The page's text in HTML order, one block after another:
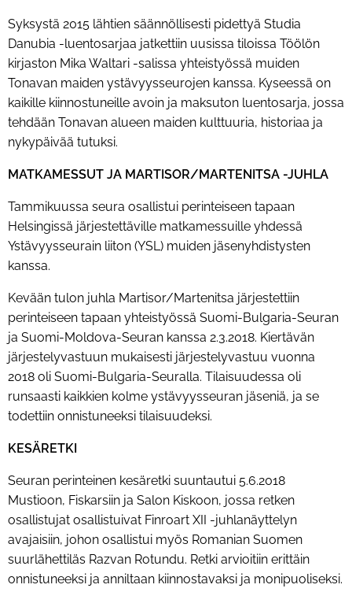
Syksystä 2015 lähtien säännöllisesti pidettyä Studia
Danubia -luentosarjaa jatkettiin uusissa tiloissa Töölön
kirjaston Mika Waltari -salissa yhteistyössä muiden
Tonavan maiden ystävyysseurojen kanssa. Kyseessä on
kaikille kiinnostuneille avoin ja maksuton luentosarja, jossa
tehdään Tonavan alueen maiden kulttuuria, historiaa ja
nykypäivää tutuksi.
MATKAMESSUT JA MARTISOR/MARTENITSA -JUHLA
Tammikuussa seura osallistui perinteiseen tapaan
Helsingissä järjestettäville matkamessuille yhdessä
Ystävyysseurain liiton (YSL) muiden jäsenyhdistysten
kanssa.
Kevään tulon juhla Martisor/Martenitsa järjestettiin
perinteiseen tapaan yhteistyössä Suomi-Bulgaria-Seuran
ja Suomi-Moldova-Seuran kanssa 2.3.2018. Kiertävän
järjestelyvastuun mukaisesti järjestelyvastuu vuonna
2018 oli Suomi-Bulgaria-Seuralla. Tilaisuudessa oli
runsaasti kaikkien kolme ystävyysseuran jäseniä, ja se
todettiin onnistuneeksi tilaisuudeksi.
KESÄRETKI
Seuran perinteinen kesäretki suuntautui 5.6.2018
Mustioon, Fiskarsiin ja Salon Kiskoon, jossa retken
osallistujat osallistuivat Finroart XII -juhlanäyttelyn
avajaisiin, johon osallistui myös Romanian Suomen
suurlähettiläs Razvan Rotundu. Retki arvioitiin erittäin
onnistuneeksi ja anniltaan kiinnostavaksi ja monipuoliseksi.